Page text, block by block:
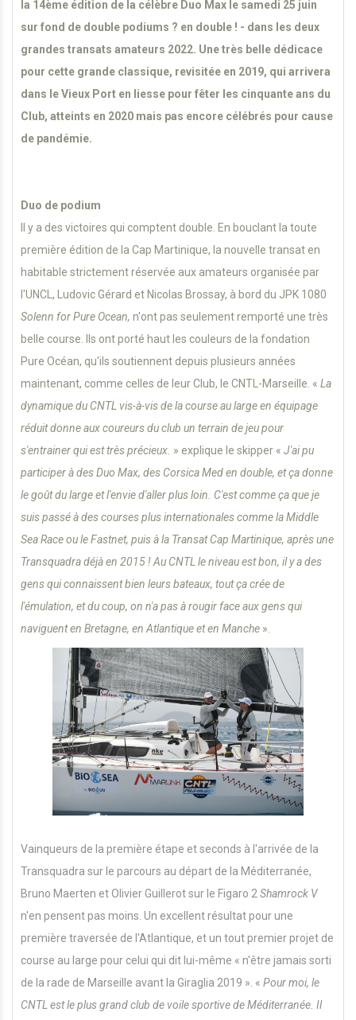
la 14ème édition de la célèbre Duo Max le samedi 25 juin
sur fond de double podiums ? en double ! - dans les deux
grandes transats amateurs 2022. Une très belle dédicace
pour cette grande classique, revisitée en 2019, qui arrivera
dans le Vieux Port en liesse pour fêter les cinquante ans du
Club, atteints en 2020 mais pas encore célébrés pour cause
de pandémie.
Duo de podium
Il y a des victoires qui comptent double. En bouclant la toute
première édition de la Cap Martinique, la nouvelle transat en
habitable strictement réservée aux amateurs organisée par
l'UNCL, Ludovic Gérard et Nicolas Brossay, à bord du JPK 1080
Solenn for Pure Ocean, n'ont pas seulement remporté une très
belle course. Ils ont porté haut les couleurs de la fondation
Pure Océan, qu'ils soutiennent depuis plusieurs années
maintenant, comme celles de leur Club, le CNTL-Marseille. « La
dynamique du CNTL vis-à-vis de la course au large en équipage
réduit donne aux coureurs du club un terrain de jeu pour
s'entrainer qui est très précieux. » explique le skipper « J'ai pu
participer à des Duo Max, des Corsica Med en double, et ça donne
le goût du large et l'envie d'aller plus loin. C'est comme ça que je
suis passé à des courses plus internationales comme la Middle
Sea Race ou le Fastnet, puis à la Transat Cap Martinique, après une
Transquadra déjà en 2015 ! Au CNTL le niveau est bon, il y a des
gens qui connaissent bien leurs bateaux, tout ça crée de
l'émulation, et du coup, on n'a pas à rougir face aux gens qui
naviguent en Bretagne, en Atlantique et en Manche ».
Vainqueurs de la première étape et seconds à l'arrivée de la
Transquadra sur le parcours au départ de la Méditerranée,
Bruno Maerten et Olivier Guillerot sur le Figaro 2Shamrock V
n'en pensent pas moins. Un excellent résultat pour une
première traversée de l'Atlantique, et un tout premier projet de
course au large pour celui qui dit lui-même « n'être jamais sorti
de la rade de Marseille avant la Giraglia 2019 ». « Pour moi, le
CNTL est le plus grand club de voile sportive de Méditerranée. Il